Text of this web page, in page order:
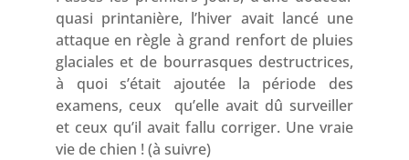
quasi printanière, l’hiver avait lancé une
attaque en règle à grand renfort de pluies
glaciales et de bourrasques destructrices,
à quoi s’était ajoutée la période des
examens, ceux qu’elle avait dû surveiller
et ceux qu’il avait fallu corriger. Une vraie
vie de chien ! (à suivre)